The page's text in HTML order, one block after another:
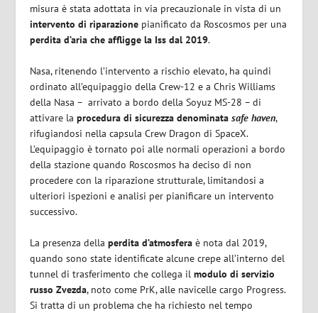
misura è stata adottata in via precauzionale in vista di un
intervento di riparazione pianificato da Roscosmos per una
perdita d’aria che affligge la Iss dal 2019.
Nasa, ritenendo l’intervento a rischio elevato, ha quindi
ordinato all’equipaggio della Crew-12 e a Chris Williams
della Nasa – arrivato a bordo della Soyuz MS-28 – di
attivare laprocedura di sicurezza denominatasafe haven,
rifugiandosi nella capsula Crew Dragon di SpaceX.
L’equipaggio è tornato poi alle normali operazioni a bordo
della stazione quando Roscosmos ha deciso di non
procedere con la riparazione strutturale, limitandosi a
ulteriori ispezioni e analisi per pianificare un intervento
successivo.
La presenza dellaperdita d’atmosfera è nota dal 2019,
quando sono state identificate alcune crepe all’interno del
tunnel di trasferimento che collega ilmodulo di servizio
russo Zvezda, noto come PrK, alle navicelle cargo Progress.
Si tratta di un problema che ha richiesto nel tempo